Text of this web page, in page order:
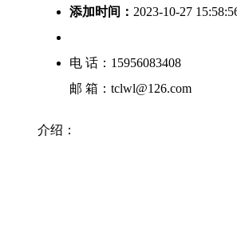
添加时间： 2023-10-27
电 话：15956083408
邮 箱：tclwl@126.com
介绍：